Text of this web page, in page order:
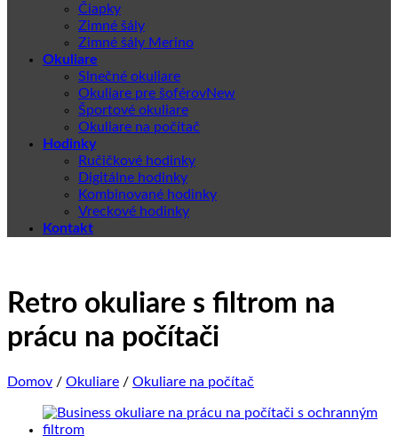
Čiapky
Zimné šály
Zimné šály Merino
Okuliare
Slnečné okuliare
Okuliare pre šoférov
Športové okuliare
Okuliare na počítač
Hodinky
Ručičkové hodinky
Digitálne hodinky
Kombinované hodinky
Vreckové hodinky
Kontakt
Retro okuliare s filtrom na
prácu na počítači
Domov / Okuliare / Okuliare na počítač